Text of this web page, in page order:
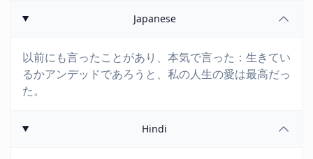
Japanese
以前にも言ったことがあり、本気で言った：生きてい
るかアンデッドであろうと、私の人生の愛は最高だっ
た。
Hindi